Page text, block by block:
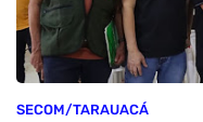
SECOM/TARAUACÁ